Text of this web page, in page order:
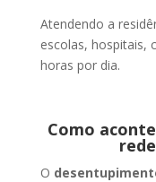
Atendendo a
escolas, hospitais,
horas por dia.
Como
O